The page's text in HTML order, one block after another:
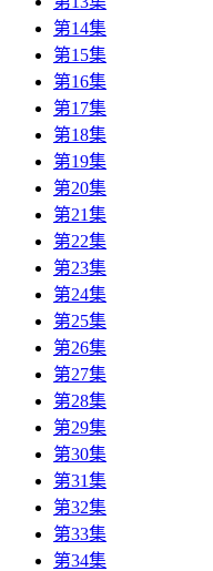
第14集
第15集
第16集
第17集
第18集
第19集
第20集
第21集
第22集
第23集
第24集
第25集
第26集
第27集
第28集
第29集
第30集
第31集
第32集
第33集
第34集